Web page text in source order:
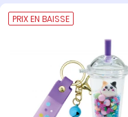
PRIX EN BAISSE